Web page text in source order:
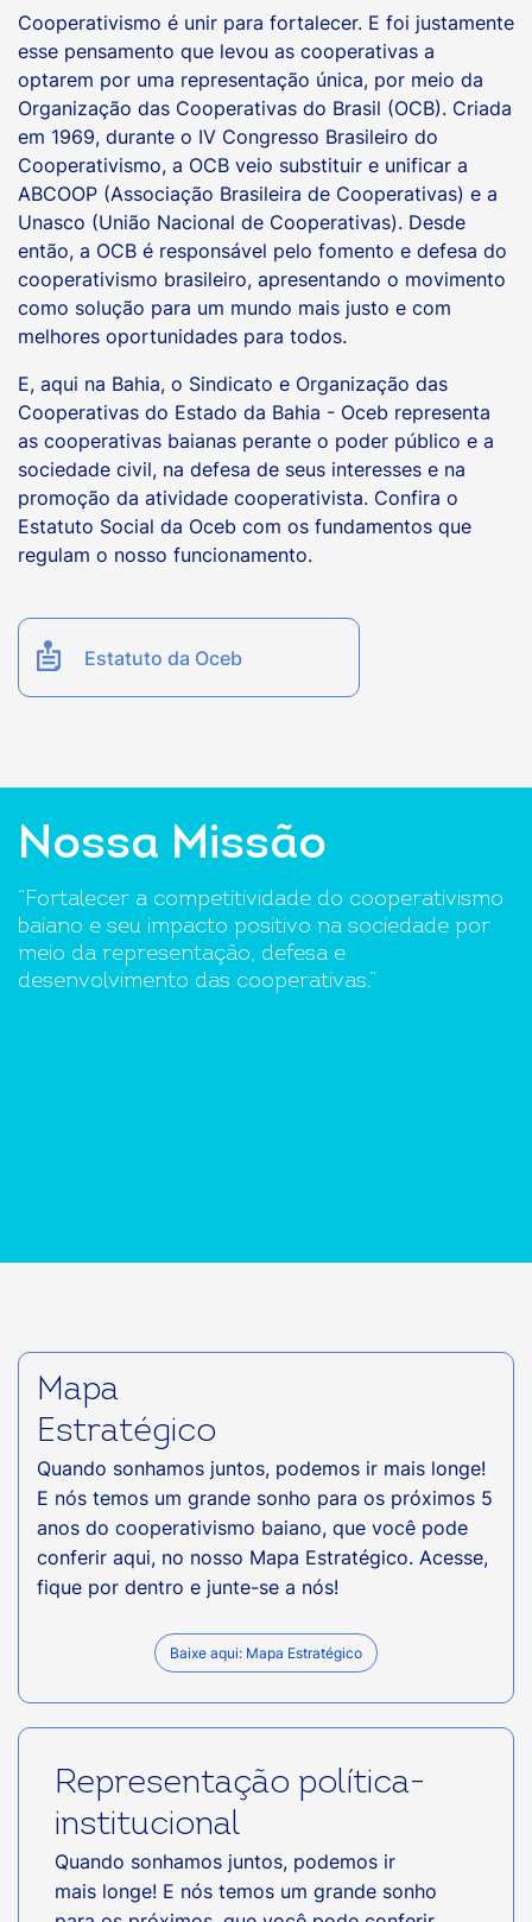
Cooperativismo é unir para fortalecer. E foi justamente
esse pensamento que levou as cooperativas a
optarem por uma representação única, por meio da
Organização das Cooperativas do Brasil (OCB). Criada
em 1969, durante o IV Congresso Brasileiro do
Cooperativismo, a OCB veio substituir e unificar a
ABCOOP (Associação Brasileira de Cooperativas) e a
Unasco (União Nacional de Cooperativas). Desde
então, a OCB é responsável pelo fomento e defesa do
cooperativismo brasileiro, apresentando o movimento
como solução para um mundo mais justo e com
melhores oportunidades para todos.
E, aqui na Bahia, o Sindicato e Organização das
Cooperativas do Estado da Bahia - Oceb representa
as cooperativas baianas perante o poder público e a
sociedade civil, na defesa de seus interesses e na
promoção da atividade cooperativista. Confira o
Estatuto Social da Oceb com os fundamentos que
regulam o nosso funcionamento.
Estatuto da Oceb
Nossa Missão
“Fortalecer a competitividade do cooperativismo
baiano e seu impacto positivo na sociedade por
meio da representação, defesa e
desenvolvimento das cooperativas.”
Mapa
Estratégico
Quando sonhamos juntos, podemos ir mais longe!
E nós temos um grande sonho para os próximos 5
anos do cooperativismo baiano, que você pode
conferir aqui, no nosso Mapa Estratégico. Acesse,
fique por dentro e junte-se a nós!
Baixe aqui: Mapa Estratégico
Representação política-
institucional
Quando sonhamos juntos, podemos ir
mais longe! E nós temos um grande sonho